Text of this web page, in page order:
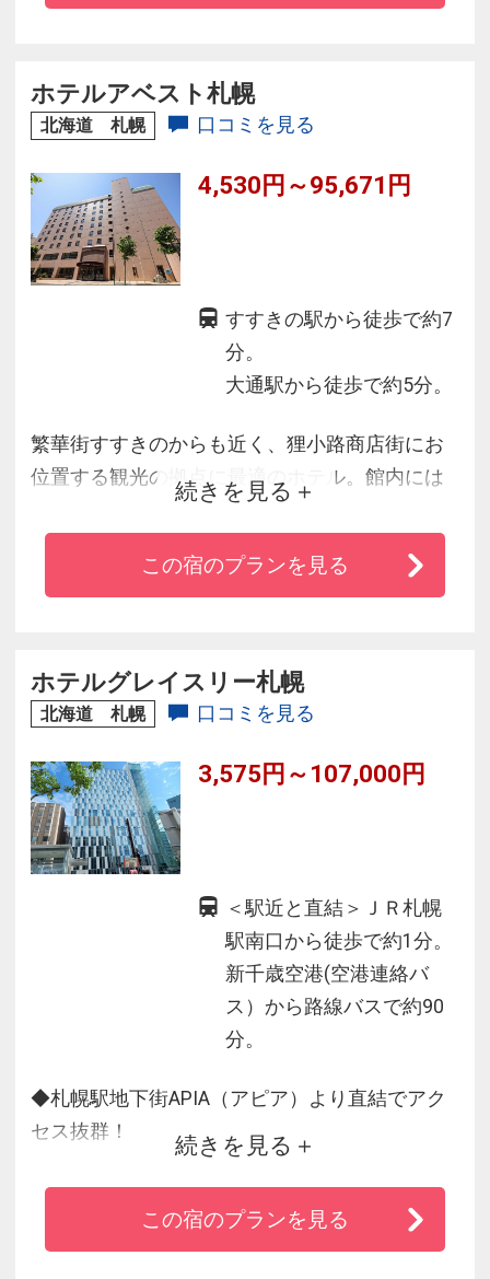
◆新鮮安心の北海道食材はさわやかな朝日と素
敵な一日のはじまりにぴったり！
※貸切露天風呂（1時間1650円）/春と秋のみ営
業です。詳細は要問合せ
ホテルアベスト札幌
北海道 札幌 口コミを見る
4,530円～95,671円
すすきの駅から徒歩で約7
分。
大通駅から徒歩で約5分。
繁華街すすきのからも近く、狸小路商店街にお
位置する観光の拠点に最適のホテル。館内には
24時間営業のコンビニが併設されていて、ちょ
っとしたお買い物にも事欠きません。ビジネス
のお客様からファミリーまでご満足いただける
続きを見る
この宿のプランを見る
ホテルグレイスリー札幌
北海道 札幌 口コミを見る
3,575円～107,000円
＜駅近と直結＞ＪＲ札幌
駅南口から徒歩で約1分。
新千歳空港(空港連絡バ
ス）から路線バスで約90
分。
◆札幌駅地下街APIA（アピア）より直結でアク
セス抜群！
◆自動チェックアウトシステムを導入し、より
便利に。
◆エレベーターはカードキーをかざす仕組みで
続きを見る
この宿のプランを見る